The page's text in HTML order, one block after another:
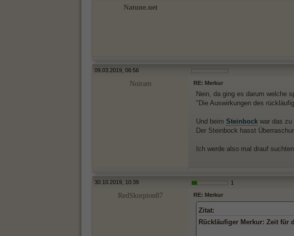
Natune.net
09.03.2019, 06:56
Noiram RE: Merkur
Nein, da ging es darum welche
"Die Auswirkungen des
Und beim Steinbock war das zu
Der Steinbock hasst
Ich werde also mal drauf
30.10.2019, 10:39 1
RedSkorpion87 RE: Merkur
Zitat:
Rückläufiger Merkur: Zeit für